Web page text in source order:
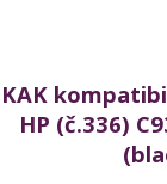
KAK
HP (č.336)